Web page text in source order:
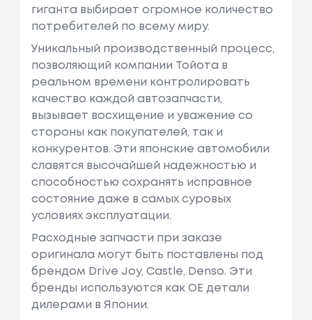
гиганта выбирает огромное количество
потребителей по всему миру.
Уникальный производственный процесс,
позволяющий компании Тойота в
реальном времени контролировать
качество каждой автозапчасти,
вызывает восхищение и уважение со
стороны как покупателей, так и
конкурентов. Эти японские автомобили
славятся высочайшей надежностью и
способностью сохранять исправное
состояние даже в самых суровых
условиях эксплуатации.
Расходные запчасти при заказе
оригинала могут быть поставлены под
брендом Drive Joy, Castle, Denso. Эти
бренды используются как ОЕ детали
дилерами в Японии.